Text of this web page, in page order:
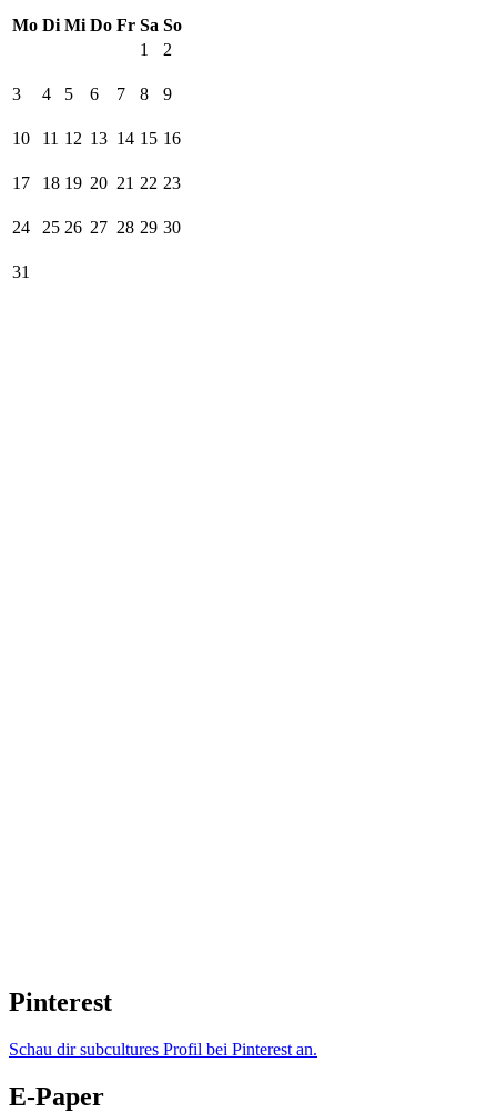
Mo Di Mi Do Fr Sa So
1
2
3 4 5 6 7 8 9
10 11 12 13 14 15 16
17 18 19 20 21 22 23
24 25 26 27 28 29 30
31
Pinterest
Schau dir subcultures Profil bei Pinterest an.
E-Paper